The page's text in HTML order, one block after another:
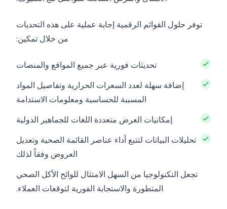
توفر حلول القوائم الرقمية إجابة عملية على هذه التحديات
من خلال تمكين:
تحديثات فورية عبر جميع المواقع والمنصات
إضافة سهلة لعدد السعرات الحرارية وتفاصيل المواد
المسببة للحساسية ومعلومات الاستدامة
إمكانيات العرض متعددة اللغات للجماهير الدولية
تحليلات البيانات لتتبع أداء عناصر القائمة الصحية وتعديل
العروض وفقاً لذلك
تجعل التكنولوجيا من السهل الامتثال للوائح الأكل الصحي
المتطورة والاستجابة الفورية لتوقعات العملاء.